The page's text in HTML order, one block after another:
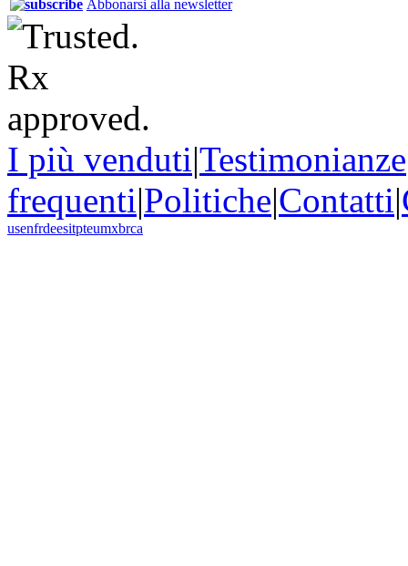
Abbonarsi alla newsletter
I più venduti|Testimonianze
frequenti|Politiche|Contatti|
usenfrdeesitpteumxbrca